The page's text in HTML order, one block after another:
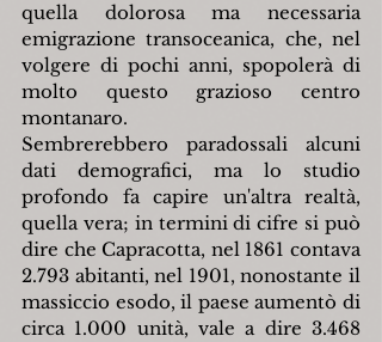
quella dolorosa ma necessaria
emigrazione transoceanica, che, nel
volgere di pochi anni, spopolerà di
molto questo grazioso centro
montanaro.
Sembrerebbero paradossali alcuni
dati demografici, ma lo studio
profondo fa capire un'altra realtà,
quella vera; in termini di cifre si può
dire che Capracotta, nel 1861 contava
2.793 abitanti, nel 1901, nonostante il
massiccio esodo, il paese aumentò di
circa 1.000 unità, vale a dire 3.468